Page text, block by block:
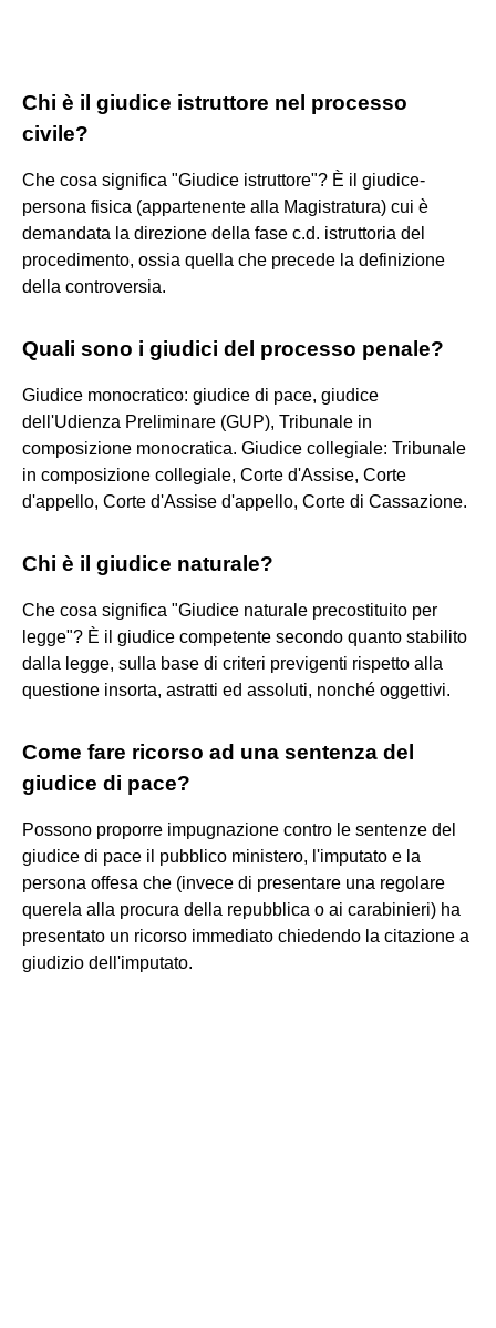
Chi è il giudice istruttore nel processo
civile?
Che cosa significa "Giudice istruttore"? È il giudice-
persona fisica (appartenente alla Magistratura) cui è
demandata la direzione della fase c.d. istruttoria del
procedimento, ossia quella che precede la definizione
della controversia.
Quali sono i giudici del processo penale?
Giudice monocratico: giudice di pace, giudice
dell'Udienza Preliminare (GUP), Tribunale in
composizione monocratica. Giudice collegiale: Tribunale
in composizione collegiale, Corte d'Assise, Corte
d'appello, Corte d'Assise d'appello, Corte di Cassazione.
Chi è il giudice naturale?
Che cosa significa "Giudice naturale precostituito per
legge"? È il giudice competente secondo quanto stabilito
dalla legge, sulla base di criteri previgenti rispetto alla
questione insorta, astratti ed assoluti, nonché oggettivi.
Come fare ricorso ad una sentenza del
giudice di pace?
Possono proporre impugnazione contro le sentenze del
giudice di pace il pubblico ministero, l'imputato e la
persona offesa che (invece di presentare una regolare
querela alla procura della repubblica o ai carabinieri) ha
presentato un ricorso immediato chiedendo la citazione a
giudizio dell'imputato.